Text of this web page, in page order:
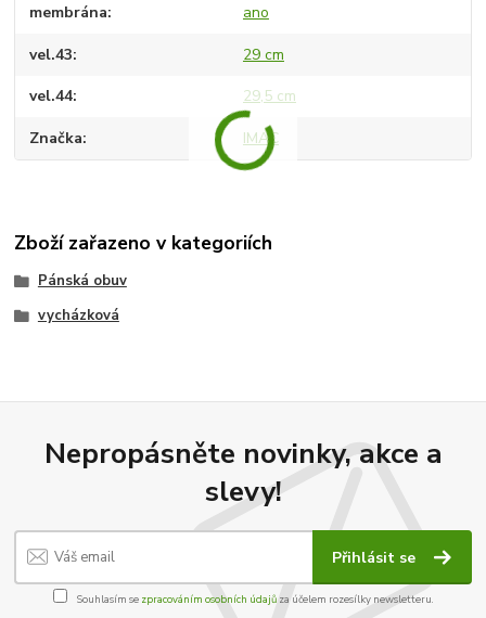
membrána ano
vel.43 29 cm
vel.44 29,5 cm
Značka IMAC
Zboží zařazeno v kategoriích
Pánská obuv
vycházková
Nepropásněte novinky, akce a
slevy!
Přihlásit se
Souhlasím se zpracováním osobních údajůza účelem rozesílky newsletteru.